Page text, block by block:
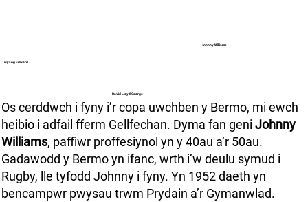
Twysog Edward
David Lloyd George
Johnny Williams
Os cerddwch i fyny i’r copa uwchben y Bermo, mi ewch
heibio i adfail fferm Gellfechan. Dyma fan geniJohnny
Williams, paffiwr proffesiynol yn y 40au a’r 50au.
Gadawodd y Bermo yn ifanc, wrth i’w deulu symud i
Rugby, lle tyfodd Johnny i fyny. Yn 1952 daeth yn
bencampwr pwysau trwm Prydain a’r Gymanwlad.